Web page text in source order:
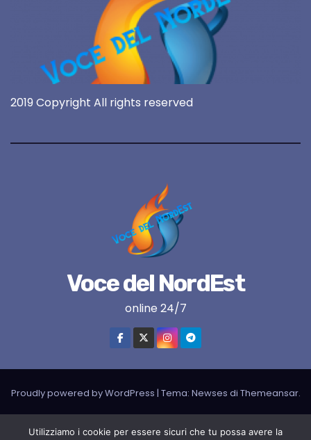
2019 Copyright All rights reserved
Voce del NordEst
online 24/7
Proudly powered by WordPress | Tema: Newses di Themeansar.
Utilizziamo i cookie per essere sicuri che tu possa avere la